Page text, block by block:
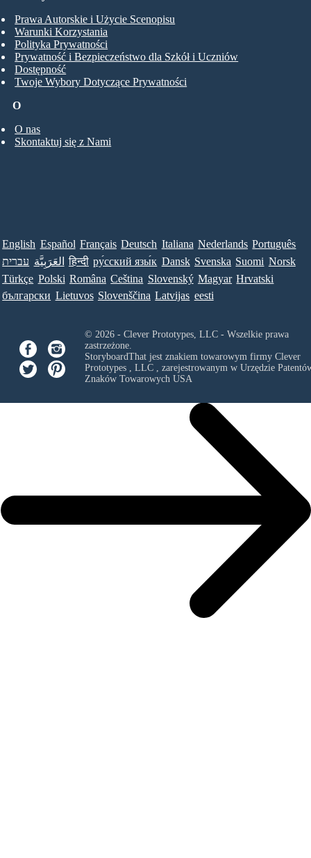
O
O nas
Skontaktuj się z Nami
Prawa Autorskie i Użycie Scenopisu
Warunki Korzystania
Polityka Prywatności
Prywatność i Bezpieczeństwo dla Szkół i Uczniów
Dostępność
Twoje Wybory Dotyczące Prywatności
English Español Français Deutsch Italiana Nederlands Português
עברית العَرَبِيَّة हिन्दी ру́сский язы́к Dansk Svenska Suomi Norsk
Türkçe Polski Româna Ceština Slovenský Magyar Hrvatski
български Lietuvos Slovenščina Latvijas eesti
© 2026 - Clever Prototypes, LLC - Wszelkie prawa
zastrzeżone.
StoryboardThat jest znakiem towarowym firmy Clever
Prototypes , LLC, zarejestrowanym w Urzędzie
Znaków Towarowych USA